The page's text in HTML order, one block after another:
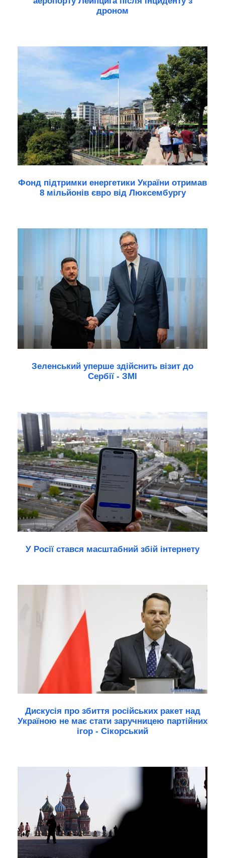
дроном
Фонд підтримки енергетики України отримав
8 мільйонів євро від Люксембургу
Зеленський уперше здійснить візит до
Сербії - ЗМІ
У Росії стався масштабний збій інтернету
Дискусія про збиття російських ракет над
Україною не має стати заручницею партійних
ігор - Сікорський